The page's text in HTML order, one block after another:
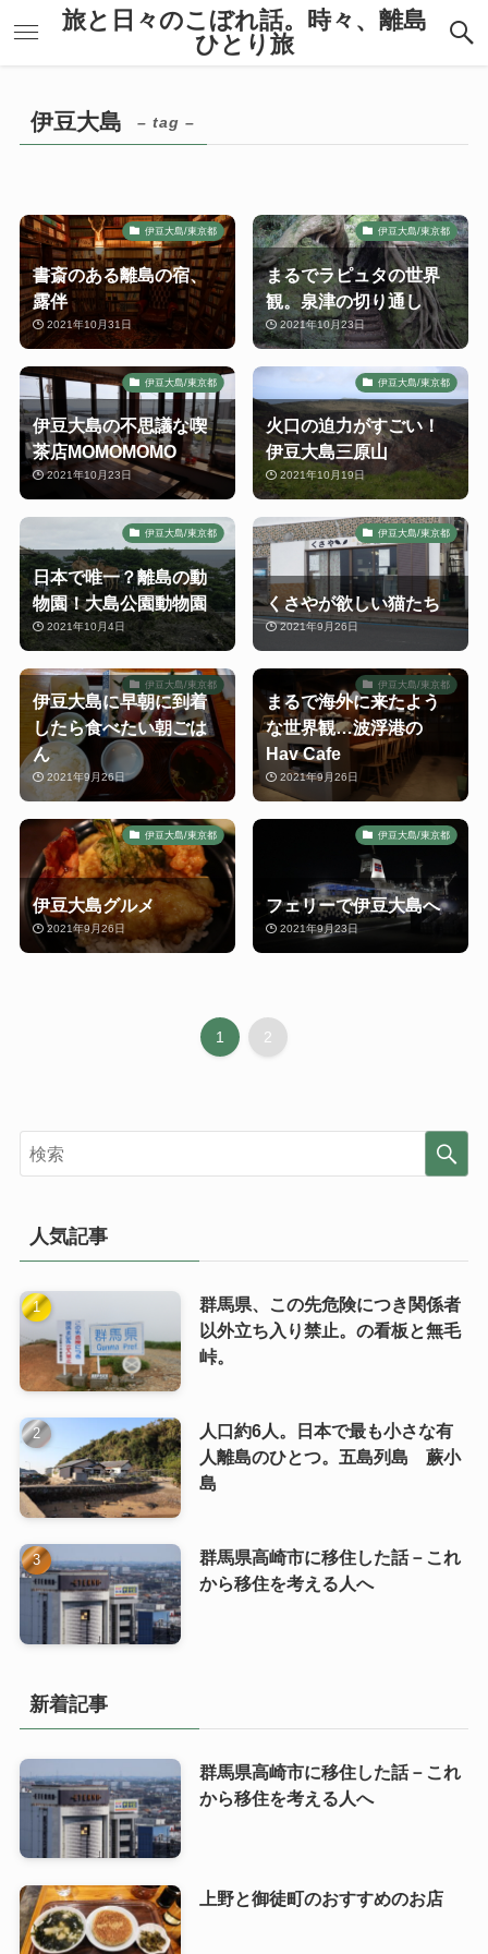
旅と日々のこぼれ話。時々、離島
ひとり旅
伊豆大島 – tag –
伊豆大島/東京都
書斎のある離島の宿、
露伴
2021年10月31日
伊豆大島/東京都
まるでラピュタの世界
観。泉津の切り通し
2021年10月23日
伊豆大島/東京都
伊豆大島の不思議な喫
茶店MOMOMOMO
2021年10月23日
伊豆大島/東京都
火口の迫力がすごい！
伊豆大島三原山
2021年10月19日
伊豆大島/東京都
日本で唯一？離島の動
物園！大島公園動物園
2021年10月4日
伊豆大島/東京都
くさやが欲しい猫たち
2021年9月26日
伊豆大島/東京都
伊豆大島に早朝に到着
したら食べたい朝ごは
ん
2021年9月26日
伊豆大島/東京都
まるで海外に来たよう
な世界観…波浮港の
Hav Cafe
2021年9月26日
伊豆大島/東京都
伊豆大島グルメ
2021年9月26日
伊豆大島/東京都
フェリーで伊豆大島へ
2021年9月23日
1 2
人気記事
群馬県、この先危険につき関係者
以外立ち入り禁止。の看板と無毛
峠。
人口約6人。日本で最も小さな有
人離島のひとつ。五島列島 蕨小
島
群馬県高崎市に移住した話－これ
から移住を考える人へ
新着記事
群馬県高崎市に移住した話－これ
から移住を考える人へ
上野と御徒町のおすすめのお店